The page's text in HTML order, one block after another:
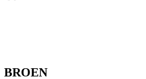
BROEN